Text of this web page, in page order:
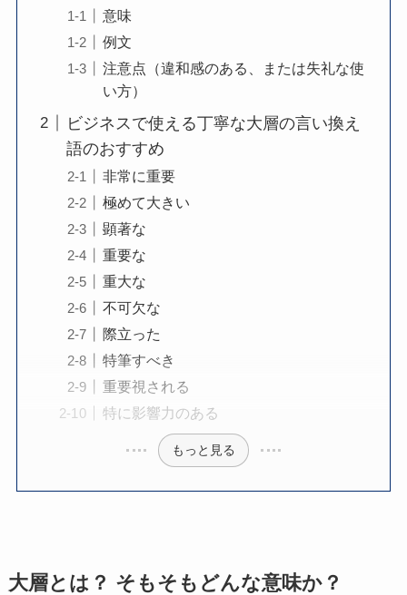
意味
例文
注意点（違和感のある、または失礼な使
い方）
ビジネスで使える丁寧な大層の言い換え
語のおすすめ
非常に重要
極めて大きい
顕著な
重要な
重大な
不可欠な
際立った
特筆すべき
重要視される
特に影響力のある
もっと見る
大層とは？ そもそもどんな意味か？